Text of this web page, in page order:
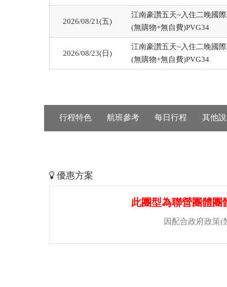
2026/08/21(五)
江南豪讚五天~入住二晚國
(無購物+無自費)PVG34
2026/08/23(日)
江南豪讚五天~入住二晚國
(無購物+無自費)PVG34
行程特色 航班參考 每日行程 其他
優惠方案
此團型為聯營團體
因配合政府政策(